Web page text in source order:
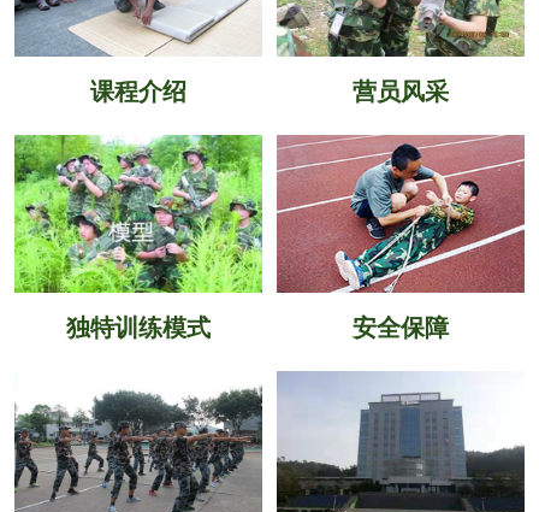
课程介绍 营员风采
独特训练模式 安全保障